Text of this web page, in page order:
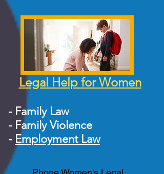
Legal Help for Women
- Family Law
- Family Violence
- Employment Law